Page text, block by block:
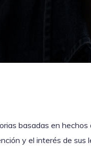
basadas en hechos
y el interés de sus